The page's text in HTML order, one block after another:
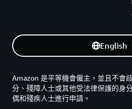
English
Amazon 是平等機會僱主，並且不會
分、殘障人士或其他受法律保護的身
偶和殘疾人士進行申請。